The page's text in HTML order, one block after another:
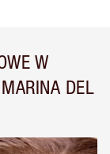
W
DEL